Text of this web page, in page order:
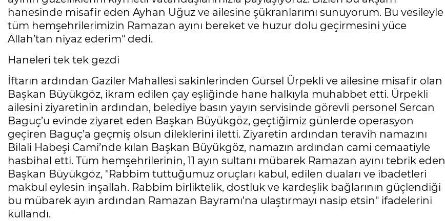
hanesinde misafir eden Ayhan Uğuz ve ailesine şükranlarımı sunuyorum. Bu vesileyle
tüm hemşehrilerimizin Ramazan ayını bereket ve huzur dolu geçirmesini yüce
Allah’tan niyaz ederim" dedi.
Haneleri tek tek gezdi
İftarın ardından Gaziler Mahallesi sakinlerinden Gürsel Ürpekli ve ailesine misafir olan
Başkan Büyükgöz, ikram edilen çay eşliğinde hane halkıyla muhabbet etti. Ürpekli
ailesini ziyaretinin ardından, belediye basın yayın servisinde görevli personel Sercan
Baguç’u evinde ziyaret eden Başkan Büyükgöz, geçtiğimiz günlerde operasyon
geçiren Baguç’a geçmiş olsun dileklerini iletti. Ziyaretin ardından teravih namazını
Bilali Habeşi Cami’nde kılan Başkan Büyükgöz, namazın ardından cami cemaatiyle
hasbihal etti. Tüm hemşehrilerinin, 11 ayın sultanı mübarek Ramazan ayını tebrik eden
Başkan Büyükgöz, "Rabbim tuttuğumuz oruçları kabul, edilen duaları ve ibadetleri
makbul eylesin inşallah. Rabbim birliktelik, dostluk ve kardeşlik bağlarının güçlendiği
bu mübarek ayın ardından Ramazan Bayramı’na ulaştırmayı nasip etsin" ifadelerini
kullandı.